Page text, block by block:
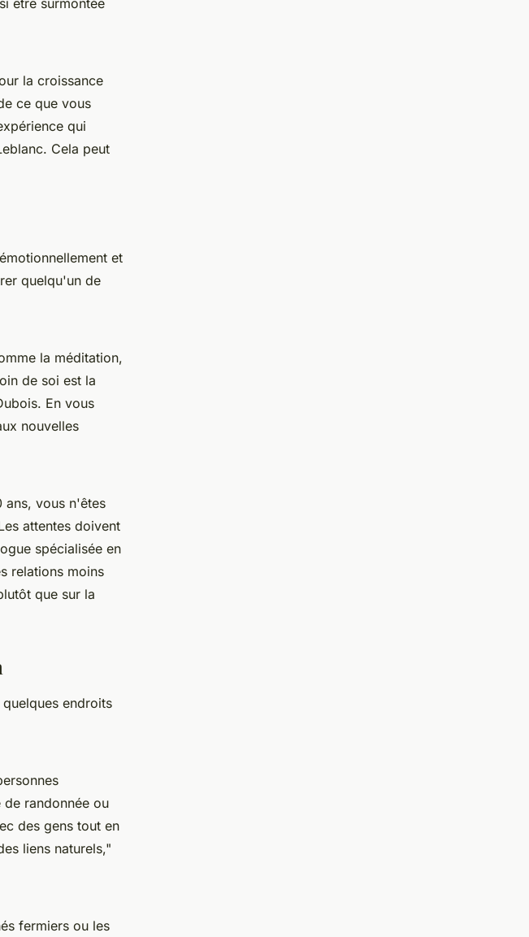
la croissance
ce que vous
qui
Cela peut
et
quelqu'un de
la méditation,
de soi est la
En vous
nouvelles
ans, vous n'êtes
attentes doivent
spécialisée en
relations moins
que sur la
endroits
randonnée ou
des gens tout en
liens naturels,"
fermiers ou les